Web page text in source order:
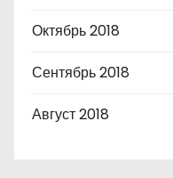
Октябрь 2018
Сентябрь 2018
Август 2018